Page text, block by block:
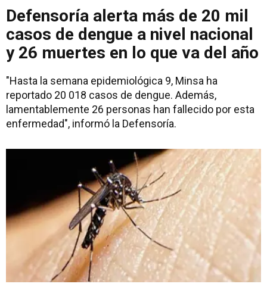
Defensoría alerta más de 20 mil
casos de dengue a nivel nacional
y 26 muertes en lo que va del año
"Hasta la semana epidemiológica 9, Minsa ha
reportado 20 018 casos de dengue. Además,
lamentablemente 26 personas han fallecido por esta
enfermedad", informó la Defensoría.